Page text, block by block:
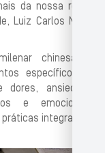
da nossa rede”,
Luiz Carlos Nobre
chinesa, a
específicos da
ansiedade,
e emocionais.
integrativas